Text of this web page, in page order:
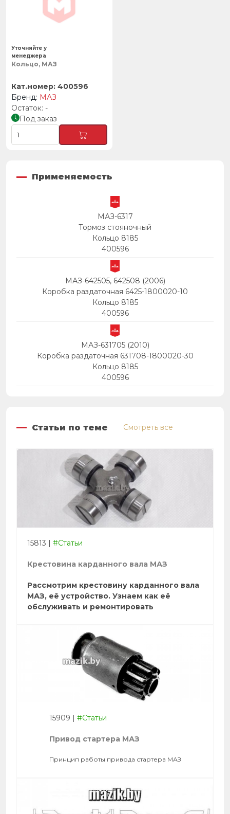
Кольцо, МАЗ
400596
МАЗ
-
Под заказ
Уточняйте у
менеджера
Применяемость
МАЗ-6317
Тормоз стояночный
Кольцо 8185
400596
МАЗ-642505, 642508 (2006)
Коробка раздаточная 6425-1800020-10
Кольцо 8185
400596
МАЗ-631705 (2010)
Коробка раздаточная 631708-1800020-30
Кольцо 8185
400596
Статьи по теме Смотреть все
15813 #Статьи
Крестовина карданного вала МАЗ
Рассмотрим крестовину карданного вала
МАЗ, её устройство. Узнаем как её
обслуживать и ремонтировать
15909 | #Статьи
Привод стартера МАЗ
Принцип работы привода стартера МАЗ